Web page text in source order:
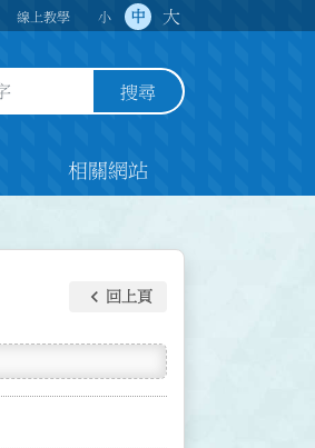
線上教學 小 中 大
搜尋
相關網站
keyboard_arrow_left 回上頁